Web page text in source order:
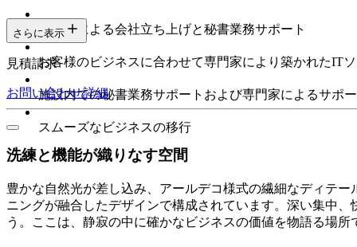
専門家による会社立ち上げと秘書業務サポート
お客様のビジネスに合わせて専門家により築かれたIT
施設内での秘書業務サポートおよび専門家によるサポー
スムーズなビジネスの移行
さらに表示
見積請求
お問い合わせ詳細
洗練と機能が織りなす空間
豊かな自然光が差し込み、アールデコ様式の繊細なディテ
ニングが融合したデザインで構成されています。深い集中
う。ここは、静寂の中に確かなビジネスの価値を物語る場所